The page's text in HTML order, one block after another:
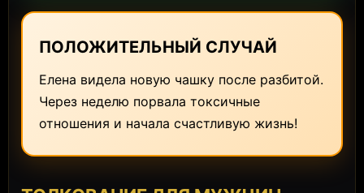
ПОЛОЖИТЕЛЬНЫЙ СЛУЧАЙ
Елена видела новую чашку после разбитой.
Через неделю порвала токсичные
отношения и начала счастливую жизнь!